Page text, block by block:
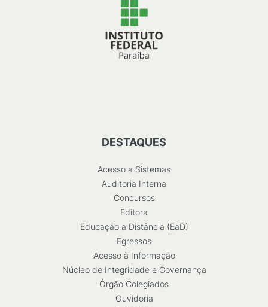
DESTAQUES
Acesso a Sistemas
Auditoria Interna
Concursos
Editora
Educação a Distância (EaD)
Egressos
Acesso à Informação
Núcleo de Integridade e Governança
Órgão Colegiados
Ouvidoria